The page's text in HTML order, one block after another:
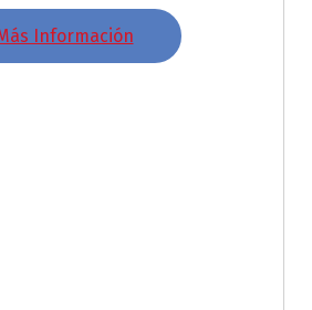
Información